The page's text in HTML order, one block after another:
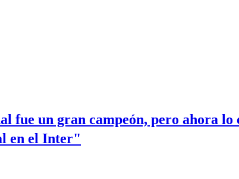
fue un gran campeón, pero ahora lo
en el Inter"